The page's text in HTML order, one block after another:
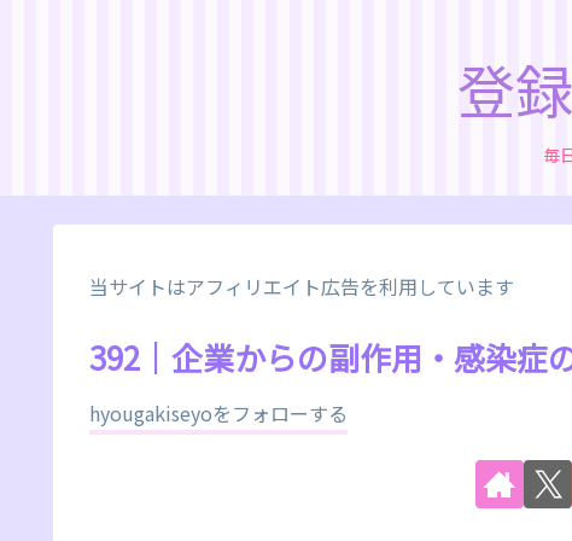
登
毎
当サイトはアフィリエイト広告を利用しています
392｜企業からの副作用・感染
hyougakiseyoをフォローする